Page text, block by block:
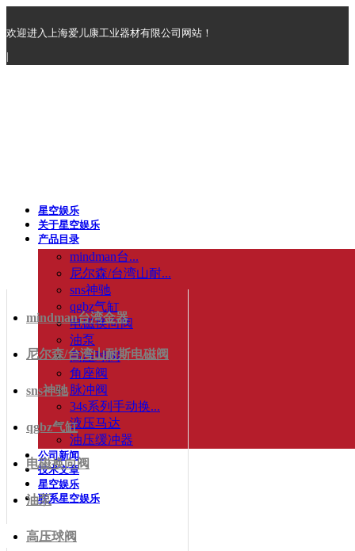
欢迎进入上海爱儿康工业器材有限公司网站！
|
星空娱乐
关于星空娱乐
产品目录
mindman台...
尼尔森/台湾山耐...
sns神驰
qgbz气缸
电磁换向阀
油泵
高压球阀
角座阀
脉冲阀
34s系列手动换...
液压马达
油压缓冲器
公司新闻
技术文章
星空娱乐
联系星空娱乐
mindman台湾金器
尼尔森/台湾山耐斯电磁阀
sns神驰
qgbz气缸
电磁换向阀
油泵
高压球阀